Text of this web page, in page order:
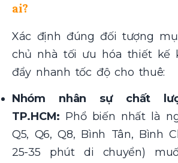
ai?
Xác định đúng đối tượng
chủ nhà tối ưu hóa thiết kế
đẩy nhanh tốc độ cho thuê:
Nhóm nhân sự chất
TP.HCM: Phổ biến nhất là
Q5, Q6, Q8, Bình Tân, Bình
25-35 phút di chuyển)